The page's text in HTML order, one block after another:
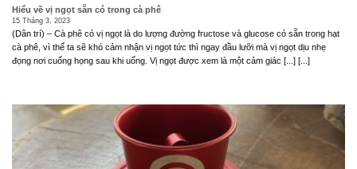
Hiểu về vị ngọt sẵn có trong cà phê
15 Tháng 3, 2023
(Dân trí) – Cà phê có vị ngọt là do lượng đường fructose và glucose có sẵn trong hạt
cà phê, vì thế ta sẽ khó cảm nhận vị ngọt tức thì ngay đầu lưỡi mà vị ngọt dịu nhẹ
đọng nơi cuống họng sau khi uống. Vị ngọt được xem là một cảm giác [...] [...]